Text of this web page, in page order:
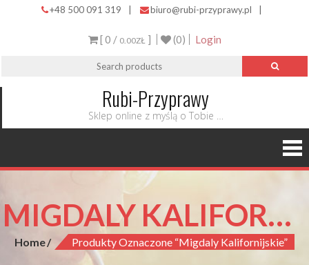
+48 500 091 319 biuro@rubi-przyprawy.pl
[ 0 / 0.00ZŁ ] (0) Login
Rubi-Przyprawy
Sklep online z myślą o Tobie …
MIGDALY KALIFORNIJSKIE
Home Produkty Oznaczone “migdaly Kalifornijskie”